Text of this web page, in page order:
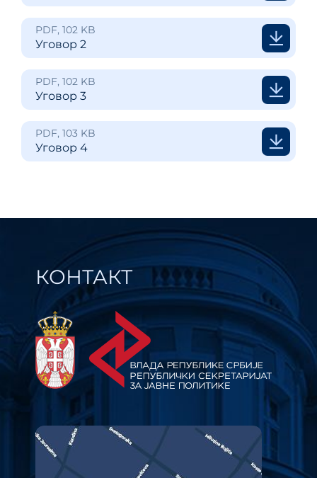
PDF, 102 KB
Уговор 2
PDF, 102 KB
Уговор 3
PDF, 103 KB
Уговор 4
КОНТАКТ